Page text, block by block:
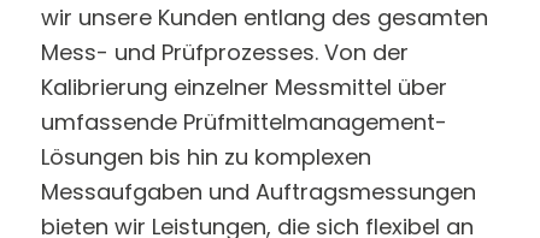
wir unsere Kunden entlang des gesamten
Mess- und Prüfprozesses. Von der
Kalibrierung einzelner Messmittel über
umfassende Prüfmittelmanagement-
Lösungen bis hin zu komplexen
Messaufgaben und Auftragsmessungen
bieten wir Leistungen, die sich flexibel an